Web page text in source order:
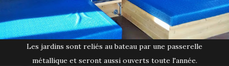
Les jardins sont reliés au bateau par une passerelle
métallique et seront aussi ouverts toute l'année.